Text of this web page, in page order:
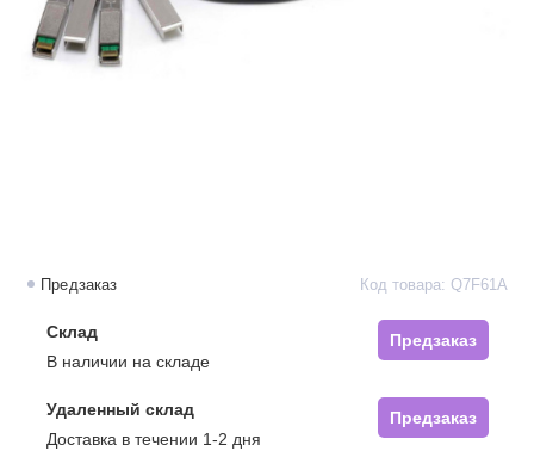
Предзаказ Код товара: Q7F61A
Склад
Предзаказ
В наличии на складе
Удаленный склад
Предзаказ
Доставка в течении 1-2 дня